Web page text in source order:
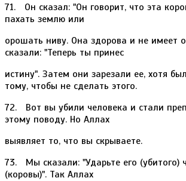
71. Он сказал: "Он говорит, что эта
пахать землю или
орошать ниву. Она здорова и не имеет
сказали: "Теперь ты принес
истину". Затем они зарезали ее, хотя
тому, чтобы не сделать этого.
72. Вот вы убили человека и стали
этому поводу. Но Аллах
выявляет то, что вы скрываете.
73. Мы сказали: "Ударьте его (убитого)
(коровы)". Так Аллах